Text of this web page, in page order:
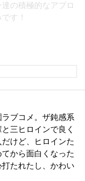
の積極的なアプロ
す！
ブコメ。ザ鈍感系
三ヒロインで良く
けど、ヒロインた
から面白くなった
たれたし、かわい